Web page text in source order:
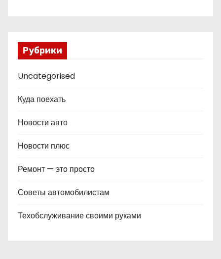
Рубрики
Uncategorised
Куда поехать
Новости авто
Новости плюс
Ремонт — это просто
Советы автомобилистам
Техобслуживание своими руками